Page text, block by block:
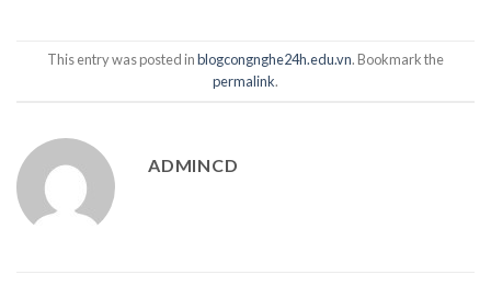
This entry was posted inblogcongnghe24h.edu.vn. Bookmark the
permalink.
ADMINCD